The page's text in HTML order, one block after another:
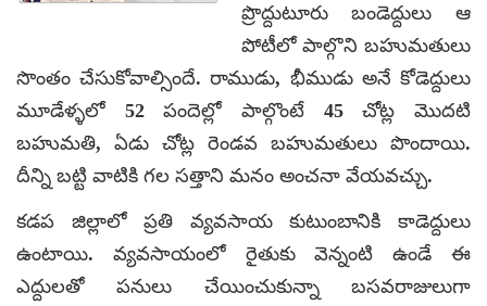
ప్రొద్దుటూరు బండెద్దులు ఆ
పోటీలో పాల్గొని బహుమతులు
సొంతం చేసుకోవాల్సిందే. రాముడు, భీముడు అనే కోడెద్దులు
మూడేళ్ళలో 52 పందెల్లో పాల్గొంటే 45 చోట్ల మొదటి
బహుమతి, ఏడు చోట్ల రెండవ బహుమతులు పొందాయి.
దీన్ని బట్టి వాటికి గల సత్తాని మనం అంచనా వేయవచ్చు.
కడప జిల్లాలో ప్రతి వ్యవసాయ కుటుంబానికి కాడెద్దులు
ఉంటాయి. వ్యవసాయంలో రైతుకు వెన్నంటి ఉండే ఈ
ఎద్దులతో పనులు చేయించుకున్నా బసవరాజులుగా